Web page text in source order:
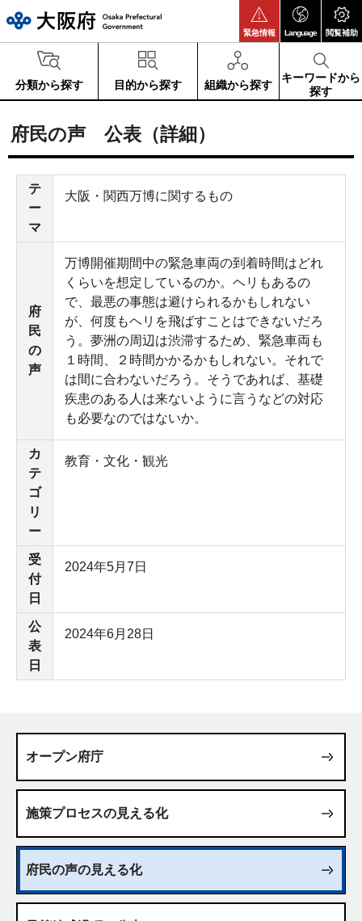
緊急情報 Language 閲覧補助
分類から探す 目的から探す 組織から探す
キーワードから
探す
府民の声 公表（詳細）
テ
ー
マ
大阪・関西万博に関するもの
府
民
の
声
万博開催期間中の緊急車両の到着時間はどれ
くらいを想定しているのか。ヘリもあるの
で、最悪の事態は避けられるかもしれない
が、何度もヘリを飛ばすことはできないだろ
う。夢洲の周辺は渋滞するため、緊急車両も
１時間、２時間かかるかもしれない。それで
は間に合わないだろう。そうであれば、基礎
疾患のある人は来ないように言うなどの対応
も必要なのではないか。
カ
テ
ゴ
リ
ー
教育・文化・観光
受
付
日
2024年5月7日
公
表
日
2024年6月28日
オープン府庁
施策プロセスの見える化
府民の声の見える化